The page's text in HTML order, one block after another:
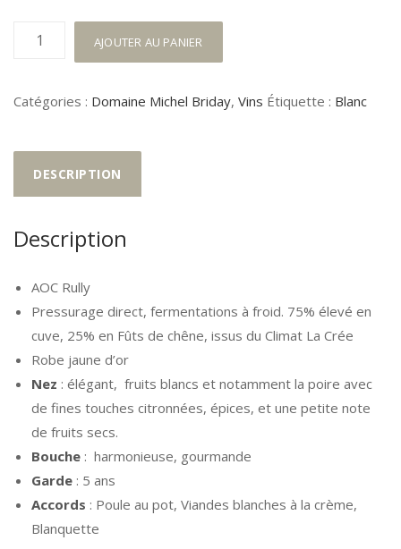
quantité
Blanc
AJOUTER AU PANIER
Catégories : Domaine Michel Briday, Vins Étiquette : Blanc
DESCRIPTION
Description
AOC Rully
Pressurage direct, fermentations à froid. 75% élevé en
cuve, 25% en Fûts de chêne, issus du Climat La Crée
Robe jaune d’or
Nez : élégant, fruits blancs et notamment la poire avec
de fines touches citronnées, épices, et une petite note
de fruits secs.
Bouche : harmonieuse, gourmande
Garde : 5 ans
Accords : Poule au pot, Viandes blanches à la crème,
Blanquette